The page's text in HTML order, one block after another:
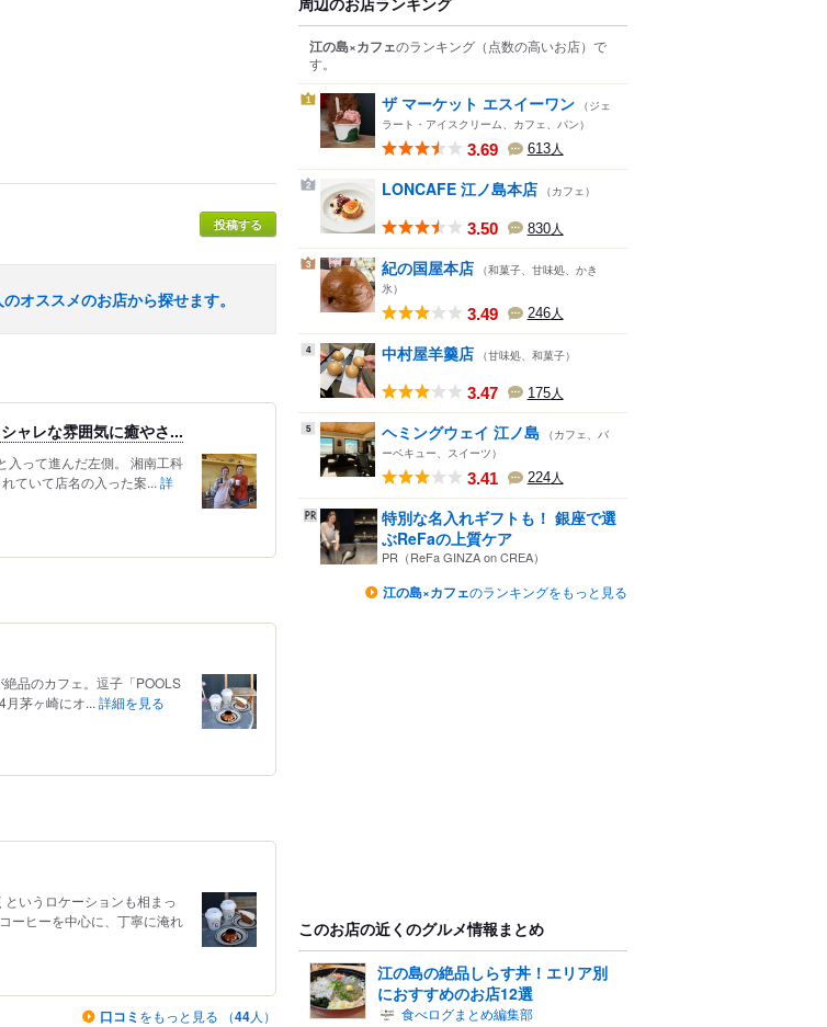
投稿する
オススメのお店から探せます。
ャレな雰囲気に癒やさ...
入って進んだ左側。 湘南工科
ていて店名の入った案... 詳
品のカフェ。逗子「POOLS
茅ヶ崎にオ... 詳細を見る
いうロケーションも相まっ
ーヒーを中心に、丁寧に淹れ
口コミ をもっと見る （44人）
江の島×カフェのランキング （点数の高いお店） で
す。
1 ザ マーケット エスイーワン （ジェ
ラート・アイスクリーム、カフェ、パン）
3.69 613人
2 LONCAFE 江ノ島本店 （カフェ）
3.50 830人
3 紀の国屋本店 （和菓子、甘味処、かき
氷）
3.49 246人
4 中村屋羊羹店 （甘味処、和菓子）
3.47 175人
5 ヘミングウェイ 江ノ島
（カフェ、バ
ーベキュー、スイーツ）
3.41 224人
特別な名入れギフトも！ 銀座で選
ぶReFaの上質ケア
PR（ReFa GINZA on CREA）
江の島×カフェのランキングをもっと見る
このお店の近くのグルメ情報まとめ
江の島の絶品しらす丼！エリア別
におすすめのお店12選
食べログまとめ編集部